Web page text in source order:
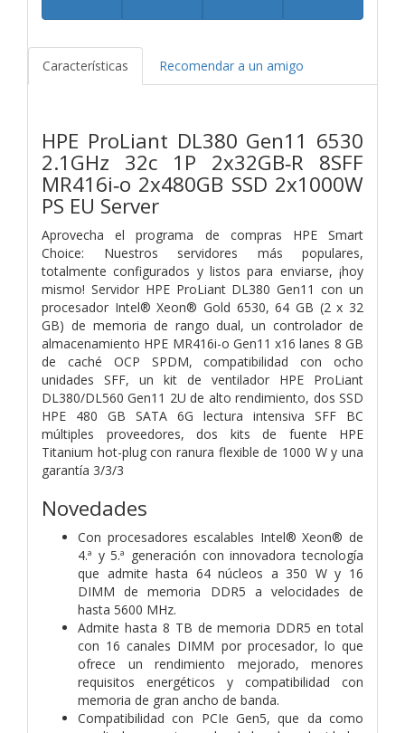
Características Recomendar a un amigo
HPE ProLiant DL380 Gen11 6530
2.1GHz 32c 1P 2x32GB‑R 8SFF
MR416i‑o 2x480GB SSD 2x1000W
PS EU Server
Aprovecha el programa de compras HPE Smart
Choice: Nuestros servidores más populares,
totalmente configurados y listos para enviarse, ¡hoy
mismo! Servidor HPE ProLiant DL380 Gen11 con un
procesador Intel® Xeon® Gold 6530, 64 GB (2 x 32
GB) de memoria de rango dual, un controlador de
almacenamiento HPE MR416i-o Gen11 x16 lanes 8 GB
de caché OCP SPDM, compatibilidad con ocho
unidades SFF, un kit de ventilador HPE ProLiant
DL380/DL560 Gen11 2U de alto rendimiento, dos SSD
HPE 480 GB SATA 6G lectura intensiva SFF BC
múltiples proveedores, dos kits de fuente HPE
Titanium hot-plug con ranura flexible de 1000 W y una
garantía 3/3/3
Novedades
Con procesadores escalables Intel® Xeon® de
4.ª y 5.ª generación con innovadora tecnología
que admite hasta 64 núcleos a 350 W y 16
DIMM de memoria DDR5 a velocidades de
hasta 5600 MHz.
Admite hasta 8 TB de memoria DDR5 en total
con 16 canales DIMM por procesador, lo que
ofrece un rendimiento mejorado, menores
requisitos energéticos y compatibilidad con
memoria de gran ancho de banda.
Compatibilidad con PCIe Gen5, que da como